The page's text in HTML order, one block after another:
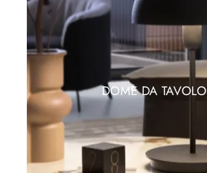
DOME DA TAVOLO